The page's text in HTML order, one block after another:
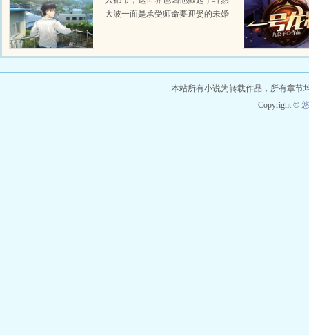
大波一面是承受师命要迎娶的未婚
山，要护我所爱，镇我国威！...
本站所有小说为转载作品，所有章节
Copyright ©